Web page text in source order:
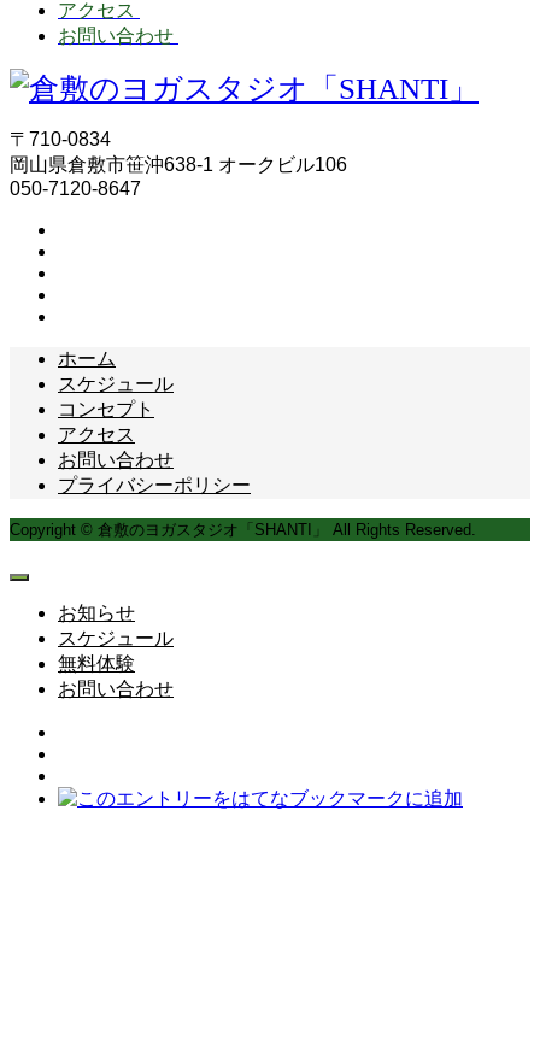
アクセス
お問い合わせ
〒710-0834
岡山県倉敷市笹沖638-1 オークビル106
050-7120-8647
ホーム
スケジュール
コンセプト
アクセス
お問い合わせ
プライバシーポリシー
Copyright © 倉敷のヨガスタジオ「SHANTI」 All Rights Reserved.
お知らせ
スケジュール
無料体験
お問い合わせ